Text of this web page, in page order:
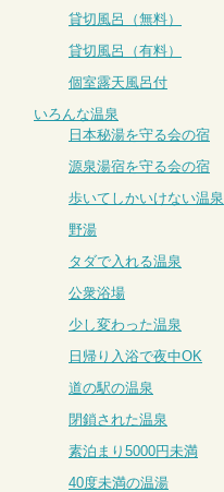
貸切風呂（無料）
貸切風呂（有料）
個室露天風呂付
いろんな温泉
日本秘湯を守る会の宿
源泉湯宿を守る会の宿
歩いてしかいけない温泉
野湯
タダで入れる温泉
公衆浴場
少し変わった温泉
日帰り入浴で夜中OK
道の駅の温泉
閉鎖された温泉
素泊まり5000円未満
40度未満の温湯